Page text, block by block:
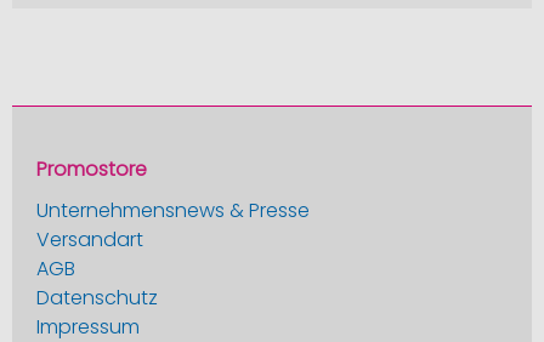
Promostore
Unternehmensnews & Presse
Versandart
AGB
Datenschutz
Impressum